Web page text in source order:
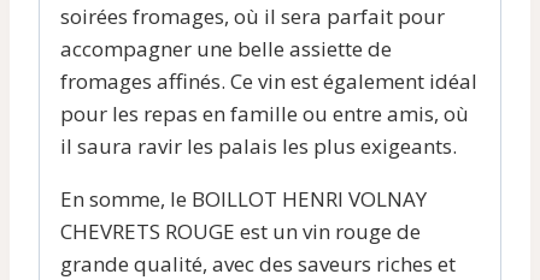
soirées fromages, où il sera parfait pour
accompagner une belle assiette de
fromages affinés. Ce vin est également idéal
pour les repas en famille ou entre amis, où
il saura ravir les palais les plus exigeants.
En somme, le BOILLOT HENRI VOLNAY
CHEVRETS ROUGE est un vin rouge de
grande qualité, avec des saveurs riches et